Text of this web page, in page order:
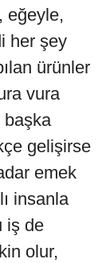
eğeyle,
her şey
ürünler
vura
başka
gelişirse
emek
insanla
iş de
olur,